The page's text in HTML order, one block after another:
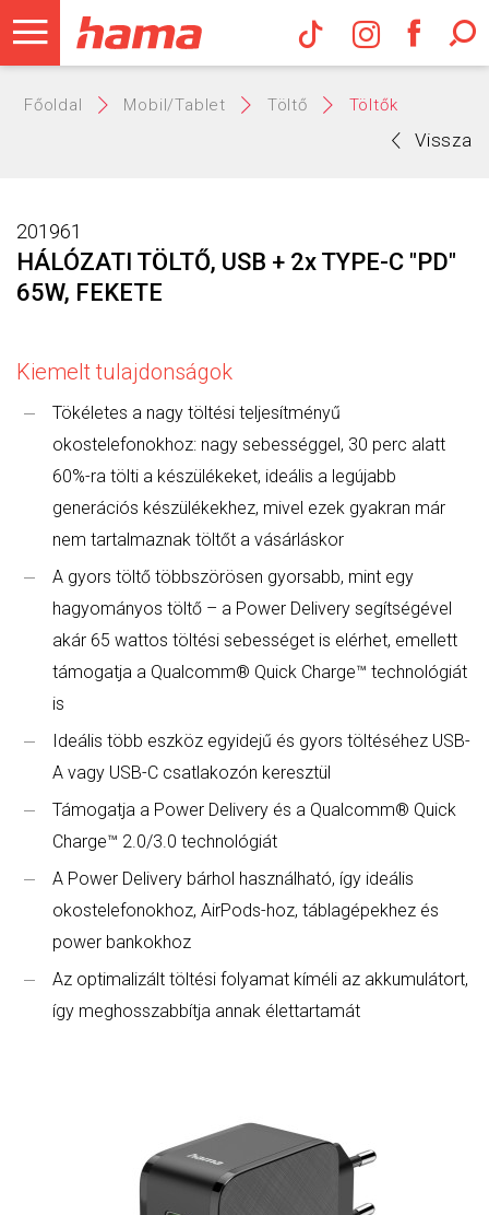
Hama
Főoldal Mobil/Tablet Töltő Töltők
Vissza
201961
HÁLÓZATI TÖLTŐ, USB + 2x TYPE-C "PD"
65W, FEKETE
Kiemelt tulajdonságok
Tökéletes a nagy töltési teljesítményű
okostelefonokhoz: nagy sebességgel, 30 perc alatt
60%-ra tölti a készülékeket, ideális a legújabb
generációs készülékekhez, mivel ezek gyakran már
nem tartalmaznak töltőt a vásárláskor
A gyors töltő többszörösen gyorsabb, mint egy
hagyományos töltő – a Power Delivery segítségével
akár 65 wattos töltési sebességet is elérhet, emellett
támogatja a Qualcomm® Quick Charge™ technológiát
is
Ideális több eszköz egyidejű és gyors töltéséhez USB-
A vagy USB-C csatlakozón keresztül
Támogatja a Power Delivery és a Qualcomm® Quick
Charge™ 2.0/3.0 technológiát
A Power Delivery bárhol használható, így ideális
okostelefonokhoz, AirPods-hoz, táblagépekhez és
power bankokhoz
Az optimalizált töltési folyamat kíméli az akkumulátort,
így meghosszabbítja annak élettartamát